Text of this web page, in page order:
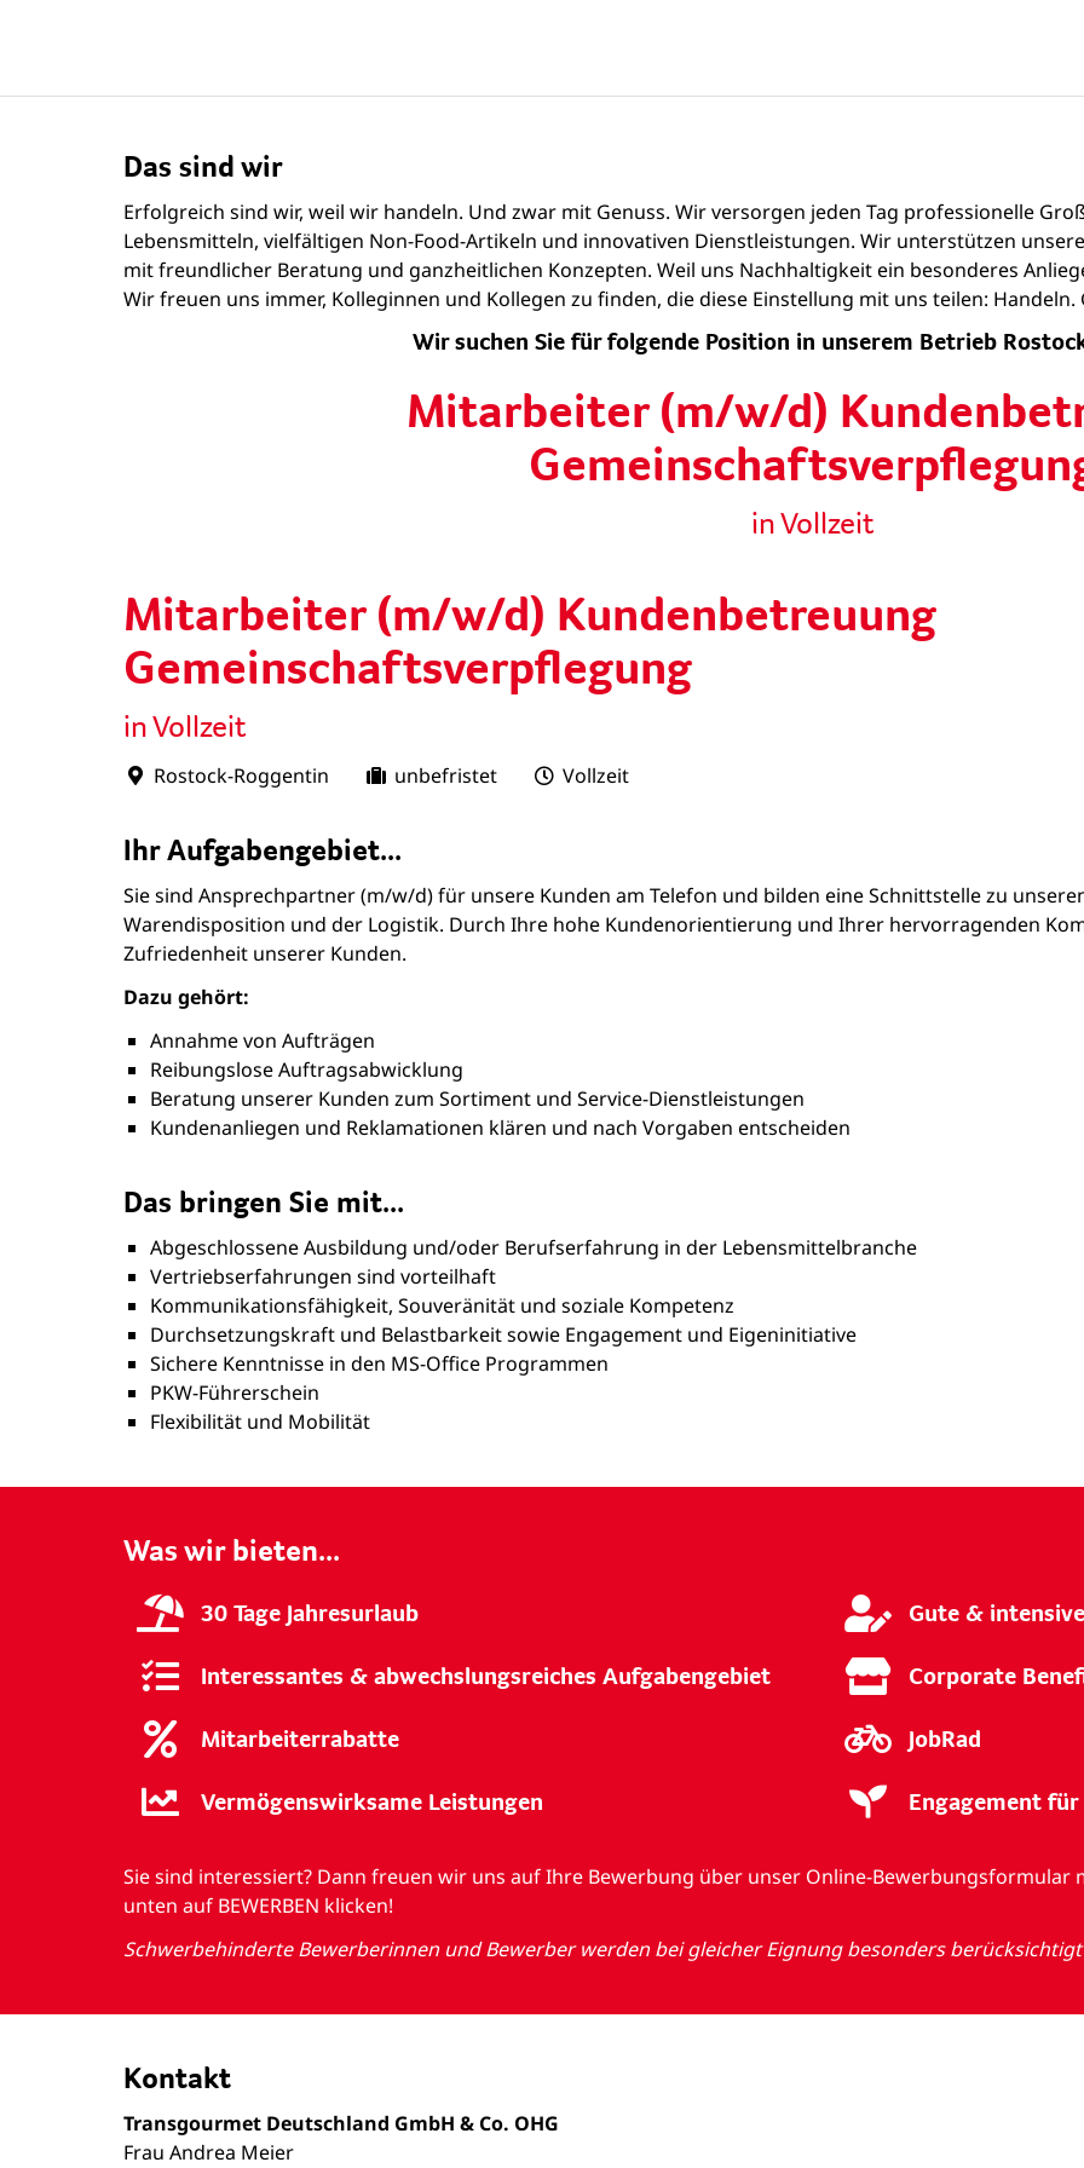
Mitarbeiter (m/w/d) Kundenbetreuung
Gemeinschaftsverpflegung
in Vollzeit
Rostock-Roggentin unbefristet Vollzeit
Das sind wir
Erfolgreich sind wir, weil wir handeln. Und zwar mit Genuss. Wir versorgen jeden Tag professionelle
Lebensmitteln, vielfältigen Non-Food-Artikeln und innovativen Dienstleistungen. Wir unterstützen
mit freundlicher Beratung und ganzheitlichen Konzepten. Weil uns Nachhaltigkeit ein besonderes
Wir freuen uns immer, Kolleginnen und Kollegen zu finden, die diese Einstellung mit uns teilen: Handeln.
Wir suchen Sie für folgende Position in unserem Betrieb
Mitarbeiter (m/w/d)
in Vollzeit
Ihr Aufgabengebiet...
Sie sind Ansprechpartner (m/w/d) für unsere Kunden am Telefon und bilden eine Schnittstelle zu
Warendisposition und der Logistik. Durch Ihre hohe Kundenorientierung und Ihrer hervorragenden
Zufriedenheit unserer Kunden.
Dazu gehört:
Annahme von Aufträgen
Reibungslose Auftragsabwicklung
Beratung unserer Kunden zum Sortiment und Service-Dienstleistungen
Kundenanliegen und Reklamationen klären und nach Vorgaben entscheiden
Das bringen Sie mit...
Abgeschlossene Ausbildung und/oder Berufserfahrung in der Lebensmittelbranche
Vertriebserfahrungen sind vorteilhaft
Kommunikationsfähigkeit, Souveränität und soziale Kompetenz
Durchsetzungskraft und Belastbarkeit sowie Engagement und Eigeninitiative
Sichere Kenntnisse in den MS-Office Programmen
PKW-Führerschein
Flexibilität und Mobilität
Was wir bieten...
30 Tage Jahresurlaub Gute &
Interessantes & abwechslungsreiches Aufgabengebiet Corporate
Mitarbeiterrabatte JobRad
Vermögenswirksame Leistungen Engagement
Sie sind interessiert? Dann freuen wir uns auf Ihre Bewerbung über unser Online-Bewerbungsformular
unten auf BEWERBEN klicken!
Schwerbehinderte Bewerberinnen und Bewerber werden bei gleicher Eignung besonders berücksichtigt
Kontakt
Transgourmet Deutschland GmbH & Co. OHG
Frau Andrea Meier